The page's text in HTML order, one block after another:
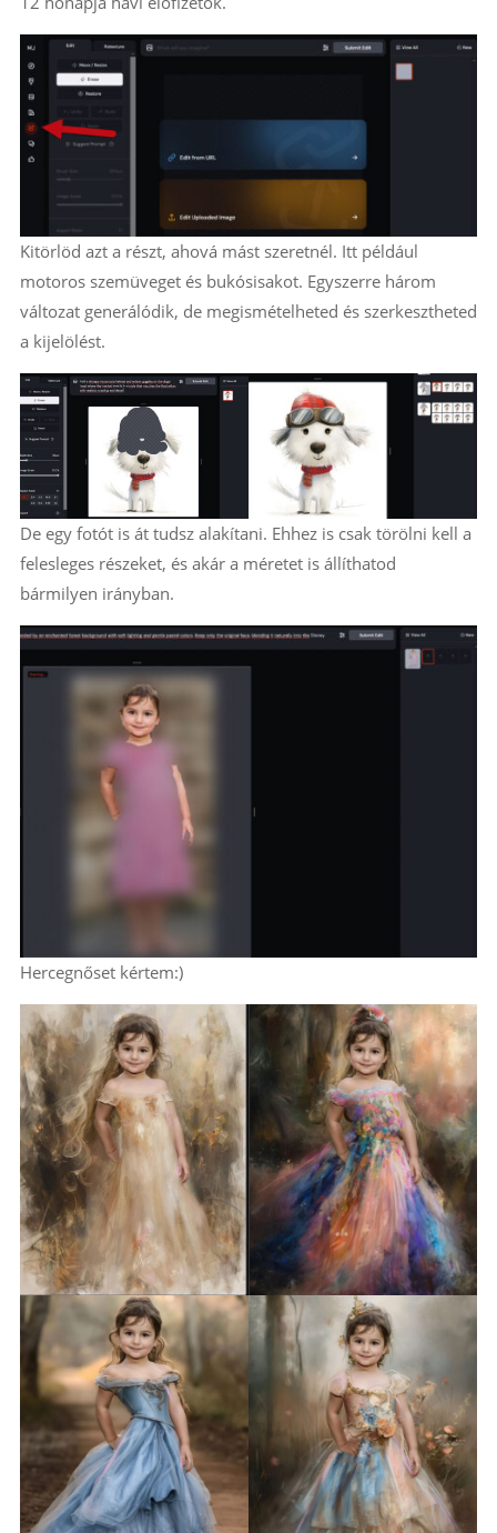
Kitörlöd azt a részt, ahová mást szeretnél. Itt például
motoros szemüveget és bukósisakot. Egyszerre három
változat generálódik, de megismételheted és szerkesztheted
a kijelölést.
De egy fotót is át tudsz alakítani. Ehhez is csak törölni kell a
felesleges részeket, és akár a méretet is állíthatod
bármilyen irányban.
Hercegnőset kértem:)